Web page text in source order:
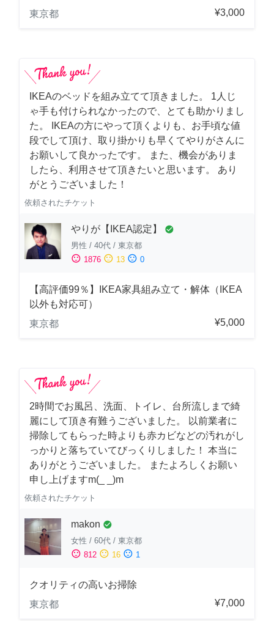
東京都 ¥3,000
IKEAのベッドを組み立てて頂きました。 1人じ
ゃ手も付けられなかったので、とても助かりまし
た。 IKEAの方にやって頂くよりも、お手頃な値
段でして頂け、取り掛かりも早くてやりがさんに
お願いして良かったです。 また、機会がありま
したら、利用させて頂きたいと思います。 あり
がとうございました！
依頼されたチケット
やりが【IKEA認定】 check_circle
男性 / 40代 / 東京都
sentiment_satisfied 1876 sentiment_neutral 13 sentiment_dissatisfied 0
【高評価99％】IKEA家具組み立て・解体（IKEA
以外も対応可）
東京都
¥5,000
2時間でお風呂、洗面、トイレ、台所流しまで綺
麗にして頂き有難うございました。 以前業者に
掃除してもらった時よりも赤カビなどの汚れがし
っかりと落ちていてびっくりしました！ 本当に
ありがとうございました。 またよろしくお願い
申し上げますm(_ _)m
依頼されたチケット
makon check_circle
女性 / 60代 / 東京都
sentiment_satisfied 812 sentiment_neutral 16 sentiment_dissatisfied 1
クオリティの高いお掃除
東京都
¥7,000